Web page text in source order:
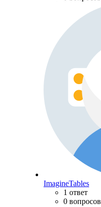
ImagineTables
1 ответ
0 вопросов